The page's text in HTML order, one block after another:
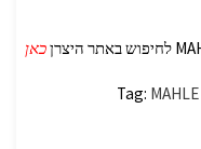
כאן
Tag: MAHLE